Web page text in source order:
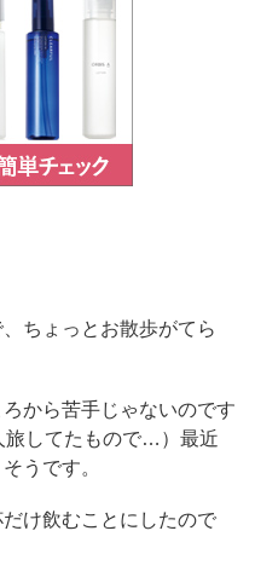
ちょっとお散歩がてら
から苦手じゃないのです
旅してたもので…）最近
うです。
け飲むことにしたので